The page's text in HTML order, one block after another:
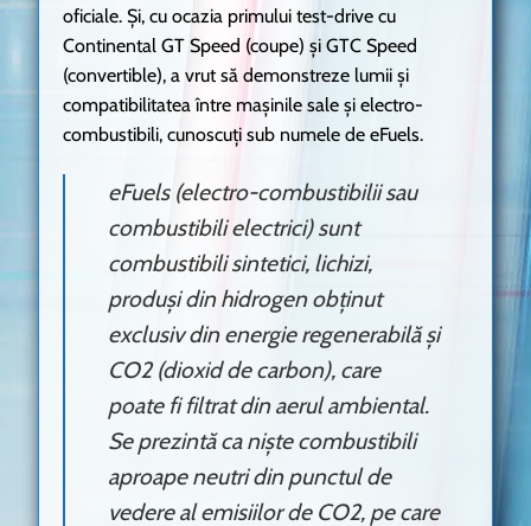
oficiale. Și, cu ocazia primului test-drive cu
Continental GT Speed (coupe) și GTC Speed
(convertible), a vrut să demonstreze lumii și
compatibilitatea între mașinile sale și electro-
combustibili, cunoscuți sub numele de eFuels.
eFuels (electro-combustibilii sau
combustibili electrici) sunt
combustibili sintetici, lichizi,
produși din hidrogen obținut
exclusiv din energie regenerabilă și
CO2 (dioxid de carbon), care
poate fi filtrat din aerul ambiental.
Se prezintă ca niște combustibili
aproape neutri din punctul de
vedere al emisiilor de CO2, pe care